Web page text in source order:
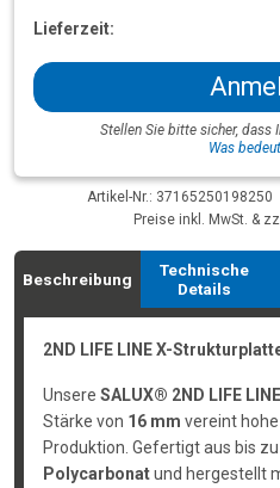
Lieferzeit:
Stellen Sie bitte sicher, dass
Was
Artikel-Nr.: 37165250198250
Preise inkl. MwSt. &
Beschreibung
Technische
Details
2ND LIFE LINE X-
Unsere SALUX® 2ND LIFE
Stärke von 16 mm vereint
Produktion. Gefertigt aus bis zu
Polycarbonatund hergestellt